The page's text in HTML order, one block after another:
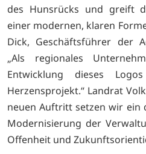
des Hunsrücks und greift
einer modernen, klaren
Dick, Geschäftsführer der
„Als regionales
Entwicklung dieses
Herzensprojekt.“ Landrat
neuen Auftritt setzen wir ein
Modernisierung der
Offenheit und